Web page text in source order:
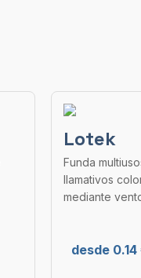
Lotek
Funda
llamativos
mediante
desde 0.14